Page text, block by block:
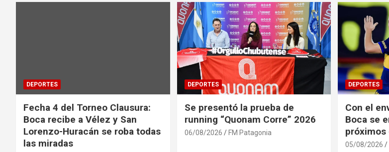
DEPORTES
Fecha 4 del Torneo Clausura:
Boca recibe a Vélez y San
Lorenzo-Huracán se roba todas
las miradas
DEPORTES
Se presentó la prueba de
running “Quonam Corre” 2026
06/08/2026 FM Patagonia
DEPORTES
Con el
Boca se
próximos
05/08/2026